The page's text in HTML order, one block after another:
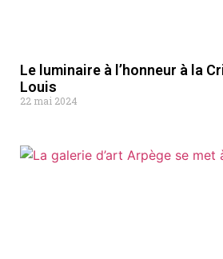
Le luminaire à l’honneur à la
Louis
22 mai 2024